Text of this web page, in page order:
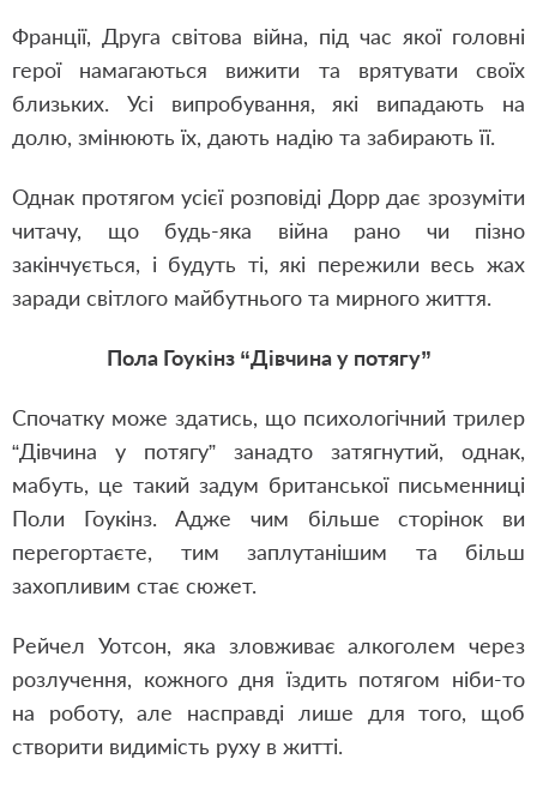
Франції, Друга світова війна, під час якої головні
герої намагаються вижити та врятувати своїх
близьких. Усі випробування, які випадають на
долю, змінюють їх, дають надію та забирають її.
Однак протягом усієї розповіді Дорр дає зрозуміти
читачу, що будь-яка війна рано чи пізно
закінчується, і будуть ті, які пережили весь жах
заради світлого майбутнього та мирного життя.
Пола Гоукінз “Дівчина у потягу”
Спочатку може здатись, що психологічний трилер
“Дівчина у потягу” занадто затягнутий, однак,
мабуть, це такий задум британської письменниці
Поли Гоукінз. Адже чим більше сторінок ви
перегортаєте, тим заплутанішим та більш
захопливим стає сюжет.
Рейчел Уотсон, яка зловживає алкоголем через
розлучення, кожного дня їздить потягом ніби-то
на роботу, але насправді лише для того, щоб
створити видимість руху в житті.